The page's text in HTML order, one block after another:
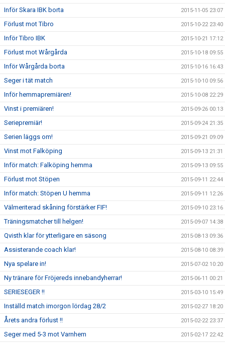
Inför Skara IBK borta 2015-11-05 23:07
Förlust mot Tibro 2015-10-22 23:40
Inför Tibro IBK 2015-10-21 17:12
Förlust mot Wårgårda 2015-10-18 09:55
Inför Wårgårda borta 2015-10-16 16:43
Seger i tät match 2015-10-10 09:56
Inför hemmapremiären! 2015-10-08 22:29
Vinst i premiären! 2015-09-26 00:13
Seriepremiär! 2015-09-24 21:35
Serien läggs om! 2015-09-21 09:09
Vinst mot Falköping 2015-09-13 21:31
Inför match: Falköping hemma 2015-09-13 09:55
Förlust mot Stöpen 2015-09-11 22:44
Inför match: Stöpen U hemma 2015-09-11 12:26
Välmeriterad skåning förstärker FIF! 2015-09-10 23:16
Träningsmatcher till helgen! 2015-09-07 14:38
Qvisth klar för ytterligare en säsong 2015-08-13 09:36
Assisterande coach klar! 2015-08-10 08:39
Nya spelare in! 2015-07-02 10:20
Ny tränare för Fröjereds innebandyherrar! 2015-06-11 00:21
SERIESEGER !! 2015-03-10 15:49
Inställd match imorgon lördag 28/2 2015-02-27 18:20
Årets andra förlust !! 2015-02-22 23:37
Seger med 5-3 mot Varnhem 2015-02-17 22:42